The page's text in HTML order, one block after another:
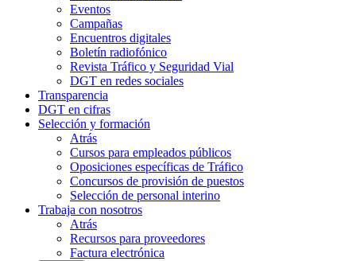
Eventos
Campañas
Encuentros digitales
Boletín radiofónico
Revista Tráfico y Seguridad Vial
DGT en redes sociales
Transparencia
DGT en cifras
Selección y formación
Atrás
Cursos para empleados públicos
Oposiciones específicas de Tráfico
Concursos de provisión de puestos
Selección de personal interino
Trabaja con nosotros
Atrás
Recursos para proveedores
Factura electrónica